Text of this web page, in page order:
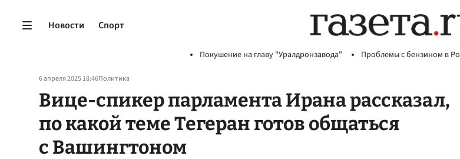
Новости Спорт
Покушение на главу "Уралдронзавода" Проблемы с бензином в
6 апреля 2025 18:46Политика
Вице-спикер парламента Ирана рассказал,
по какой теме Тегеран готов общаться
с Вашингтоном